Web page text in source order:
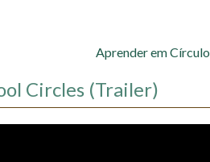
Aprender em Círculo
Circles (Trailer)